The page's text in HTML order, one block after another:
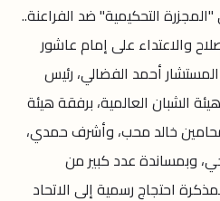
التحكيمية" ضد الفراعنة..
والاعتداء على إمام عاشور
أحمد الفضالي، رئيس
الشبان العالمية، برفقة هيئة
خالد محب، وأشرف حمدي،
وبمساندة عدد كبير من
احتجاج رسمية إلى الاتحاد